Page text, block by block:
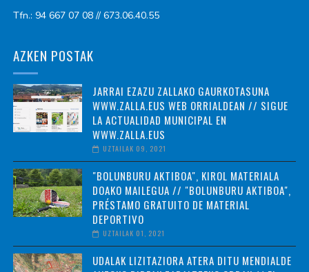
Tfn.: 94 667 07 08 // 673.06.40.55
AZKEN POSTAK
JARRAI EZAZU ZALLAKO GAURKOTASUNA
WWW.ZALLA.EUS WEB ORRIALDEAN // SIGUE
LA ACTUALIDAD MUNICIPAL EN
WWW.ZALLA.EUS
UZTAILAK 09, 2021
"BOLUNBURU AKTIBOA", KIROL MATERIALA
DOAKO MAILEGUA // "BOLUNBURU AKTIBOA",
PRÉSTAMO GRATUITO DE MATERIAL
DEPORTIVO
UZTAILAK 01, 2021
UDALAK LIZITAZIORA ATERA DITU MENDIALDE